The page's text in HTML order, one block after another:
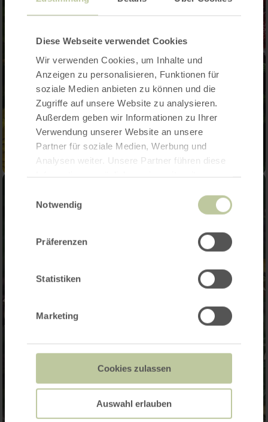
Diese Webseite verwendet Cookies
Wir verwenden Cookies, um Inhalte und
Anzeigen zu personalisieren, Funktionen für
soziale Medien anbieten zu können und die
Zugriffe auf unsere Website zu analysieren.
Außerdem geben wir Informationen zu Ihrer
Verwendung unserer Website an unsere
Partner für soziale Medien, Werbung und
Analysen weiter. Unsere Partner führen diese
haben oder die sie im Rahmen Ihrer Nutzung
Notwendig
Präferenzen
Statistiken
Marketing
Cookies zulassen
Auswahl erlauben